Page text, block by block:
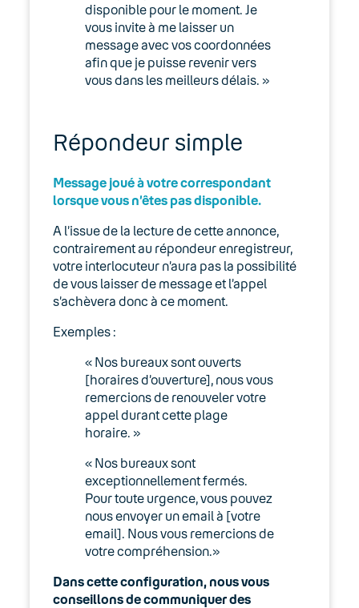
disponible pour le moment. Je
vous invite à me laisser un
message avec vos coordonnées
afin que je puisse revenir vers
vous dans les meilleurs délais. »
Répondeur simple
Message joué à votre correspondant
lorsque vous n’êtes pas disponible.
A l’issue de la lecture de cette annonce,
contrairement au répondeur enregistreur,
votre interlocuteur n’aura pas la possibilité
de vous laisser de message et l’appel
s’achèvera donc à ce moment.
Exemples :
« Nos bureaux sont ouverts
[horaires d’ouverture], nous vous
remercions de renouveler votre
appel durant cette plage
horaire. »
« Nos bureaux sont
exceptionnellement fermés.
Pour toute urgence, vous pouvez
nous envoyer un email à [votre
email]. Nous vous remercions de
votre compréhension.»
Dans cette configuration, nous vous
conseillons de communiquer des